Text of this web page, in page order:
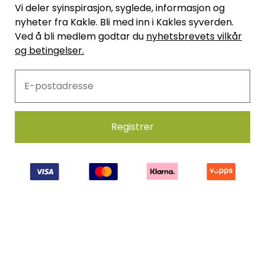
Vi deler syinspirasjon, syglede, informasjon og
nyheter fra Kakle. Bli med inn i Kakles syverden.
Ved å bli medlem godtar du nyhetsbrevets vilkår
og betingelser.